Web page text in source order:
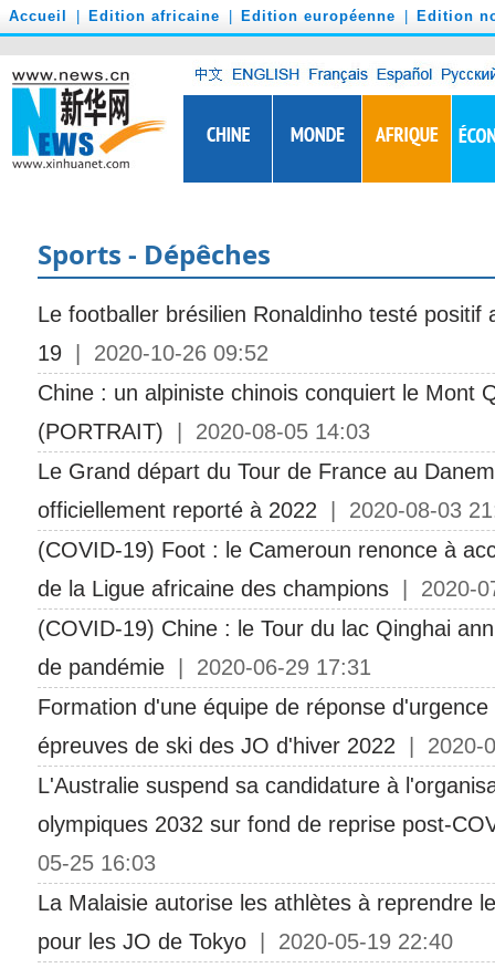
Accueil Edition africaine Edition européenne Edition
Sports - Dépêches
Le footballer brésilien Ronaldinho testé positif
19 | 2020-10-26 09:52
Chine : un alpiniste chinois conquiert le Mont
(PORTRAIT) | 2020-08-05 14:03
Le Grand départ du Tour de France au
officiellement reporté à 2022 | 2020-08-03
(COVID-19) Foot : le Cameroun renonce à
de la Ligue africaine des champions | 2020-
(COVID-19) Chine : le Tour du lac Qinghai
de pandémie | 2020-06-29 17:31
Formation d'une équipe de réponse
épreuves de ski des JO d'hiver 2022 | 2020-
L'Australie suspend sa candidature à
olympiques 2032 sur fond de reprise post-
05-25 16:03
La Malaisie autorise les athlètes à reprendre
pour les JO de Tokyo | 2020-05-19 22:40